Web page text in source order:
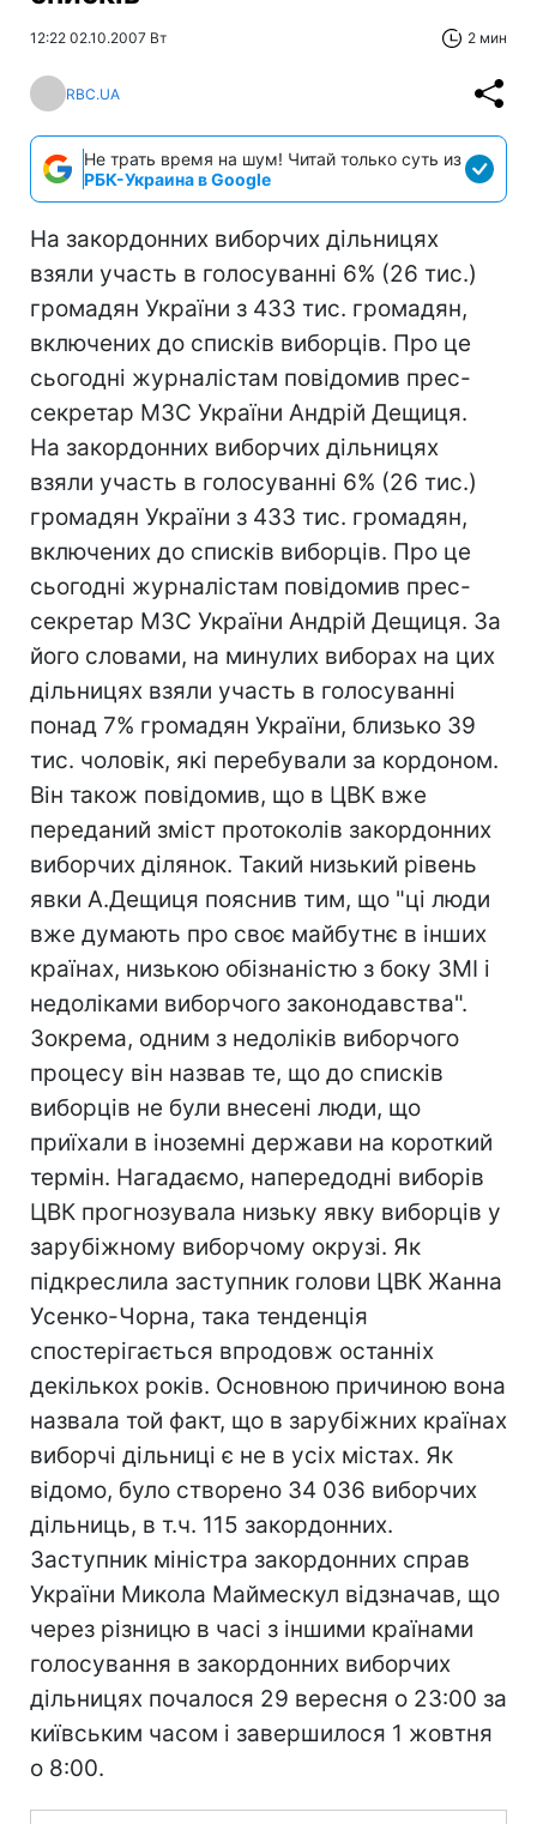
12:22 02.10.2007 Вт 2 мин
RBC.UA
Не трать время на шум! Читай только суть из
РБК-Украина в Google
На закордонних виборчих дільницях
взяли участь в голосуванні 6% (26 тис.)
громадян України з 433 тис. громадян,
включених до списків виборців. Про це
сьогодні журналістам повідомив прес-
секретар МЗС України Андрій Дещиця.
На закордонних виборчих дільницях
взяли участь в голосуванні 6% (26 тис.)
громадян України з 433 тис. громадян,
включених до списків виборців. Про це
сьогодні журналістам повідомив прес-
секретар МЗС України Андрій Дещиця. За
його словами, на минулих виборах на цих
дільницях взяли участь в голосуванні
понад 7% громадян України, близько 39
тис. чоловік, які перебували за кордоном.
Він також повідомив, що в ЦВК вже
переданий зміст протоколів закордонних
виборчих ділянок. Такий низький рівень
явки А.Дещиця пояснив тим, що "ці люди
вже думають про своє майбутнє в інших
країнах, низькою обізнаністю з боку ЗМІ і
недоліками виборчого законодавства".
Зокрема, одним з недоліків виборчого
процесу він назвав те, що до списків
виборців не були внесені люди, що
приїхали в іноземні держави на короткий
термін. Нагадаємо, напередодні виборів
ЦВК прогнозувала низьку явку виборців у
зарубіжному виборчому окрузі. Як
підкреслила заступник голови ЦВК Жанна
Усенко-Чорна, така тенденція
спостерігається впродовж останніх
декількох років. Основною причиною вона
назвала той факт, що в зарубіжних країнах
виборчі дільниці є не в усіх містах. Як
відомо, було створено 34 036 виборчих
дільниць, в т.ч. 115 закордонних.
Заступник міністра закордонних справ
України Микола Маймескул відзначав, що
через різницю в часі з іншими країнами
голосування в закордонних виборчих
дільницях почалося 29 вересня о 23:00 за
київським часом і завершилося 1 жовтня
о 8:00.